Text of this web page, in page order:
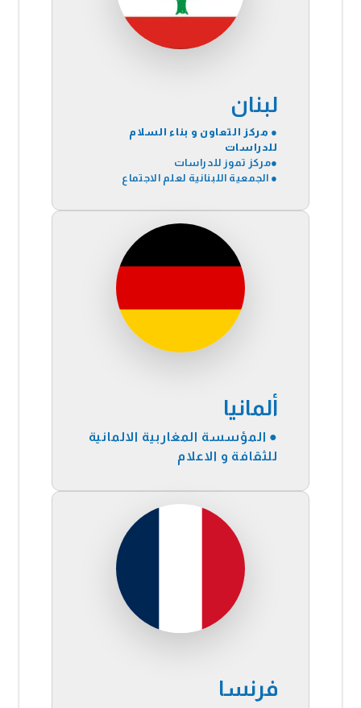
لبنان
● مركز التعاون و بناء السلام
للدراسات
●مركز تموز للدراسات
● الجمعية اللبنانية لعلم الاجتماع
ألمانيا
● المؤسسة المغاربية الالمانية
للثقافة و الاعلام
فرنسا